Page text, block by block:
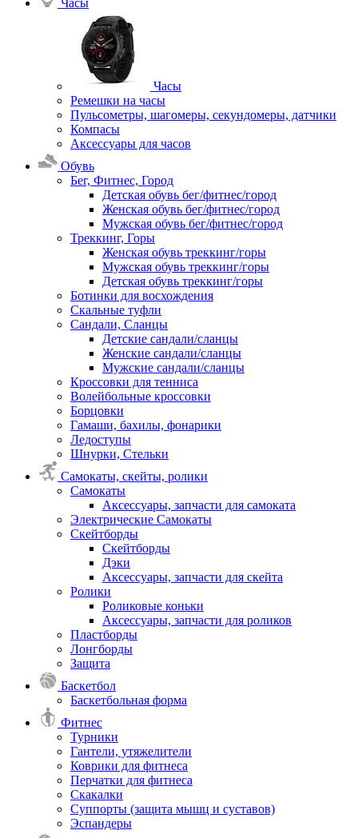
Часы
Часы
Ремешки на часы
Пульсометры, шагомеры, секундомеры, датчики
Компасы
Аксессуары для часов
Обувь
Бег, Фитнес, Город
Детская обувь бег/фитнес/город
Женская обувь бег/фитнес/город
Мужская обувь бег/фитнес/город
Треккинг, Горы
Женская обувь треккинг/горы
Мужская обувь треккинг/горы
Детская обувь треккинг/горы
Ботинки для восхождения
Скальные туфли
Сандали, Сланцы
Детские сандали/сланцы
Женские сандали/сланцы
Мужские сандали/сланцы
Кроссовки для тенниса
Волейбольные кроссовки
Борцовки
Гамаши, бахилы, фонарики
Ледоступы
Шнурки, Стельки
Самокаты, скейты, ролики
Самокаты
Аксессуары, запчасти для самоката
Электрические Самокаты
Скейтборды
Скейтборды
Дэки
Аксессуары, запчасти для скейта
Ролики
Роликовые коньки
Аксессуары, запчасти для роликов
Пластборды
Лонгборды
Защита
Баскетбол
Баскетбольная форма
Фитнес
Турники
Гантели, утяжелители
Коврики для фитнеса
Перчатки для фитнеса
Скакалки
Суппорты (защита мышц и суставов)
Эспандеры